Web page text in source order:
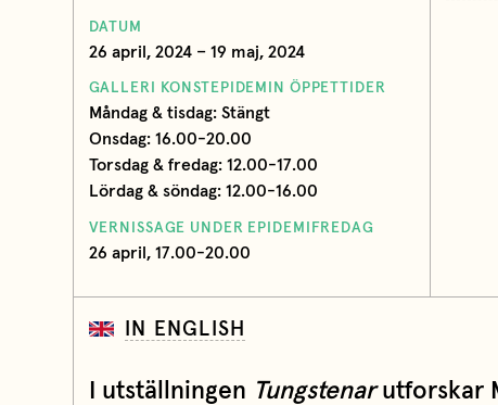
DATUM
26 april, 2024 – 19 maj, 2024
GALLERI KONSTEPIDEMIN ÖPPETTIDER
Måndag & tisdag: Stängt
Onsdag: 16.00-20.00
Torsdag & fredag: 12.00-17.00
Lördag & söndag: 12.00-16.00
VERNISSAGE UNDER EPIDEMIFREDAG
26 april, 17.00-20.00
IN ENGLISH
I utställningen Tungstenarutforskar